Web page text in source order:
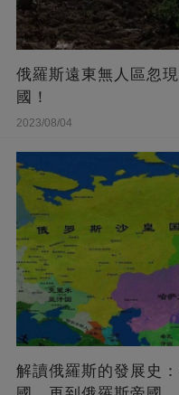
俄羅斯遠東無人區忽
國！
2023/08/04
解讀俄羅斯的發展史